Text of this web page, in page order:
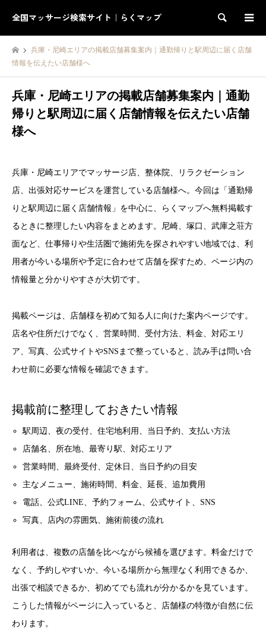
全国マッサージ検索サイト｜らくマップ 検索
兵庫・尼崎エリアの掲載店舗募集案内｜通勤帰りと駅周辺に届く店舗
情報を伝えたい店舗様へ
兵庫・尼崎エリアの掲載店舗募集案内｜通勤
帰りと駅周辺に届く店舗情報を伝えたい店舗
様へ
兵庫・尼崎エリアでマッサージ店、整体院、リラクゼーション
店、出張対応サービスを運営している店舗様へ。今回は「通勤帰
りと駅周辺に届く店舗情報」を中心に、らくマップへ無料掲載す
るときに整理したい内容をまとめます。尼崎、塚口、武庫之荘方
面など、仕事帰りや生活圏で施術先を探されやすい地域では、利
用者が今いる場所や予定に合わせて店舗を探すため、ページ内の
情報量と分かりやすさが大切です。
掲載ページは、店舗様を初めて知る人に向けた案内ページです。
店名や住所だけでなく、営業時間、受付方法、料金、対応エリ
ア、写真、公式サイトやSNSまで整っていると、読み手は問い合
わせ前に必要な情報を確認できます。
掲載前に整理しておきたい情報
駅周辺、夜の受付、住宅地利用、当日予約、支払い方法
店舗名、所在地、最寄り駅、対応エリア
営業時間、最終受付、定休日、当日予約の目安
主なメニュー、施術時間、料金、延長、追加費用
電話、公式LINE、予約フォーム、公式サイト、SNS
写真、店内の雰囲気、施術前後の流れ
利用者は、複数の店舗を比べながら候補を選びます。料金だけで
なく、予約しやすいか、今いる場所から無理なく利用できるか、
出張で相談できるか、初めてでも流れが分かるかを見ています。
こうした情報がページに入っていると、店舗様の特徴が自然に伝
わります。